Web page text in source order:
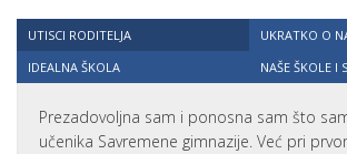
UTISCI RODITELJA
UKRATKO O
IDEALNA ŠKOLA
NAŠE ŠKOLE I
Prezadovoljna sam i ponosna sam što
učenika Savremene gimnazije. Već pri